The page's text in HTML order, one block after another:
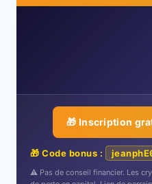
🎁 Inscription
🎁 Code bonus :
⚠️ Pas de conseil financier. Les